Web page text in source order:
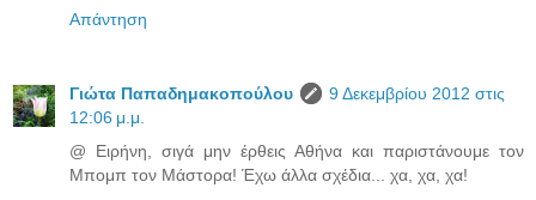
Απάντηση
Γιώτα Παπαδημακοπούλου
9 Δεκεμβρίου 2012 στις
12:06 μ.μ.
@ Ειρήνη, σιγά μην έρθεις Αθήνα και παριστάνουμε τον
Μπομπ τον Μάστορα! Έχω άλλα σχέδια... χα, χα, χα!